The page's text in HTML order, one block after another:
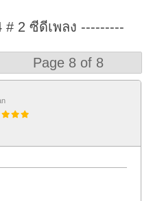
# 2 ซีดีเพลง ---------
Page 8 of 8